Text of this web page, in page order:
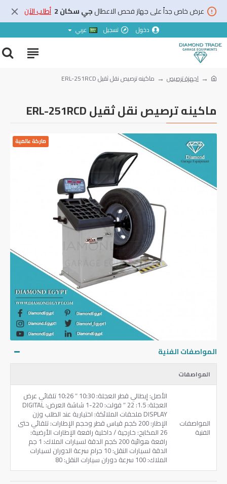
عرض خاص جداً على جهاز فحص الاعطالجي سكان 2 أطلب الآن
دخول تسجيل عربي
اجهزة ترصيص ماكينه ترصيص نقل ثقيل ERL-251RCD
ماكينه ترصيص نقل ثقيل ERL-251RCD
ماركة عالمية
المواصفات الفنية
المواصفات
المواصفات
الفنية
الأصل: إيطالي قطر العجلة: 10:30 ″ 10:26 تلقائي عرض
العجلة: 1.5: 22 ″ فولت: 220-1 شاشة العرض: DIGITAL
DISPLAY ملحقات الملائكة: اختيارية عند الطلب وزن
الإطار: 200 كجم قياس قطر وحجم الإطارات: تلقائي حتى
26 المكابح: خارجية / داخلية رافعة الإطارات الأرضية:
رافعة هوائية 200 كجم الدقة لسيارات الملاك: 1 جم
الدقة لسيارات النقل: 10 جرام سرعة الدوران لسيارات
الملاك: 100 سرعة دوران سيارات النقل: 80